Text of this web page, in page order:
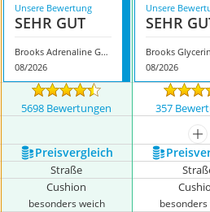
Unsere Bewertung
SEHR GUT
Brooks Adrenaline GTS 24
08/2026
Unsere
SEHR
Brooks
08/2026
5698 Bewertungen 357
Preis­vergleich
Straße
Cushion
besonders weich besonders